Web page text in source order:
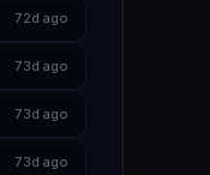
72d ago
73d ago
73d ago
73d ago